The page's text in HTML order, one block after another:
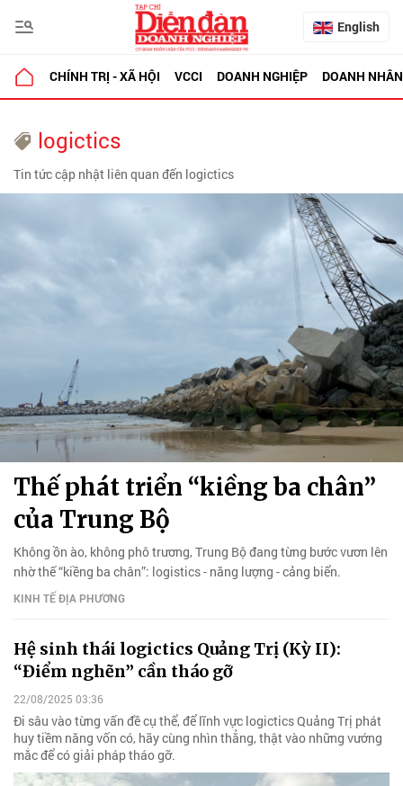
English
CHÍNH TRỊ - XÃ HỘI VCCI DOANH NGHIỆP DOANH NHÂN
logictics
Tin tức cập nhật liên quan đến logictics
Thế phát triển “kiềng ba chân”
của Trung Bộ
Không ồn ào, không phô trương, Trung Bộ đang từng bước vươn lên
nhờ thế “kiềng ba chân”: logistics - năng lượng - cảng biển.
KINH TẾ ĐỊA PHƯƠNG
Hệ sinh thái logictics Quảng Trị (Kỳ II):
“Điểm nghẽn” cần tháo gỡ
22/08/2025 03:36
Đi sâu vào từng vấn đề cụ thể, để lĩnh vực logictics Quảng Trị phát
huy tiềm năng vốn có, hãy cùng nhìn thẳng, thật vào những vướng
mắc để có giải pháp tháo gỡ.